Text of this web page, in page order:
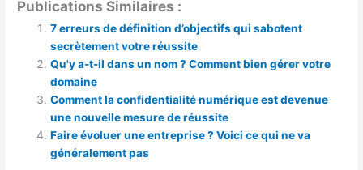
Publications Similaires :
7 erreurs de définition d’objectifs qui sabotent
secrètement votre réussite
Qu'y a-t-il dans un nom ? Comment bien gérer votre
domaine
Comment la confidentialité numérique est devenue
une nouvelle mesure de réussite
Faire évoluer une entreprise ? Voici ce qui ne va
généralement pas